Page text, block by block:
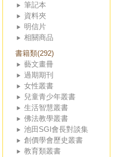
筆記本
資料夾
明信片
相關商品
書籍類(292)
藝文畫冊
過期期刊
女性叢書
兒童青少年叢書
生活智慧叢書
佛法教學叢書
池田SGI會長對談集
創價學會歷史叢書
教育類叢書